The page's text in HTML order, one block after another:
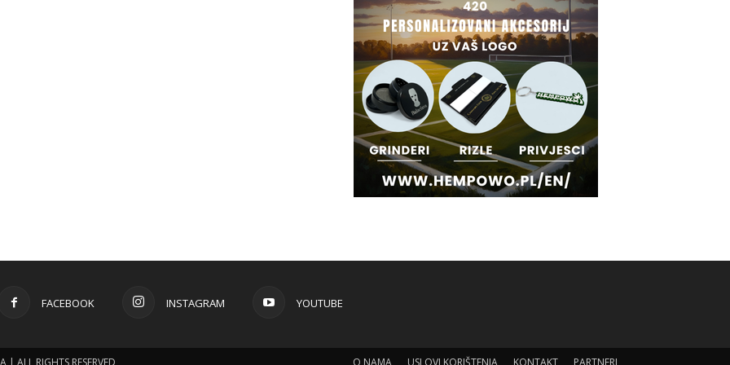
FACEBOOK INSTAGRAM YOUTUBE
O NAMA USLOVI KORIŠTENJA KONTAKT PARTNERI
ALL RIGHTS RESERVED